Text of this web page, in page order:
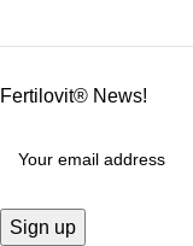
Fertilovit® News!